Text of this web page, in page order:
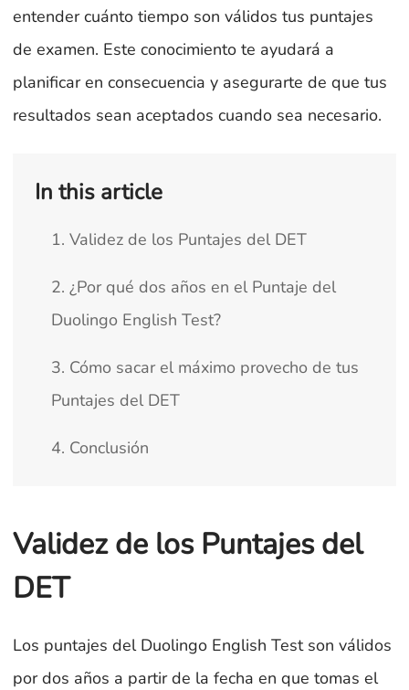
entender cuánto tiempo son válidos tus puntajes
de examen. Este conocimiento te ayudará a
planificar en consecuencia y asegurarte de que tus
resultados sean aceptados cuando sea necesario.
In this article
1. Validez de los Puntajes del DET
2. ¿Por qué dos años en el Puntaje del
Duolingo English Test?
3. Cómo sacar el máximo provecho de tus
Puntajes del DET
4. Conclusión
Validez de los Puntajes del
DET
Los puntajes del Duolingo English Test son válidos
por dos años a partir de la fecha en que tomas el